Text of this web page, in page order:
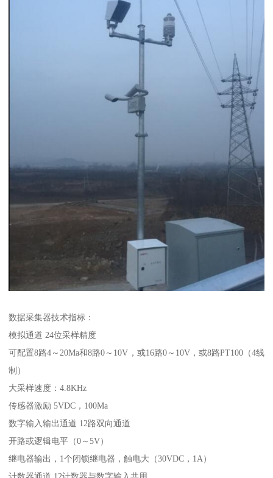
数据采集器技术指标：
模拟通道 24位采样精度
可配置8路4～20Ma和8路0～10V，或16路0～10V，或8路PT100（4线
制）
大采样速度：4.8KHz
传感器激励 5VDC，100Ma
数字输入输出通道 12路双向通道
开路或逻辑电平（0～5V）
继电器输出，1个闭锁继电器，触电大（30VDC，1A）